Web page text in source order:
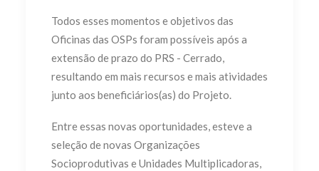
Todos esses momentos e objetivos das
Oficinas das OSPs foram possíveis após a
extensão de prazo do PRS - Cerrado,
resultando em mais recursos e mais atividades
junto aos beneficiários(as) do Projeto.
Entre essas novas oportunidades, esteve a
seleção de novas Organizações
Socioprodutivas e Unidades Multiplicadoras,